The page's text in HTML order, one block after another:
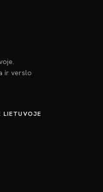
ir verslo
LIETUVOJE